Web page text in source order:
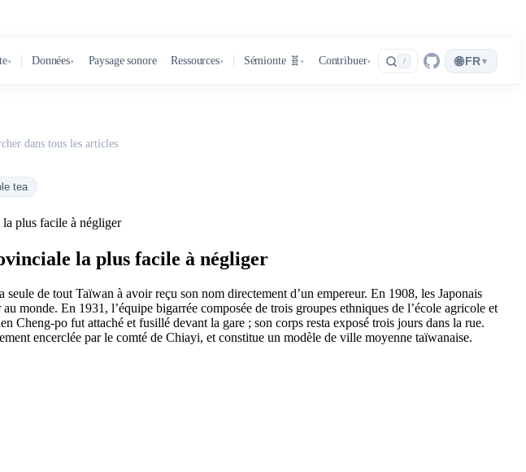
▾ Données▾ Paysage sonore Ressources▾ Sémionte 🧬 ▾ Contribuer▾ / 🌐FR ▾
dans tous les articles
tea
plus facile à négliger
la plus facile à négliger
de tout Taïwan à avoir reçu son nom directement d’un empereur. En 1908, les Japonais
monde. En 1931, l’équipe bigarrée composée de trois groupes ethniques de l’école agricole et
po fut attaché et fusillé devant la gare ; son corps resta exposé trois jours dans la rue.
encerclée par le comté de Chiayi, et constitue un modèle de ville moyenne taïwanaise.